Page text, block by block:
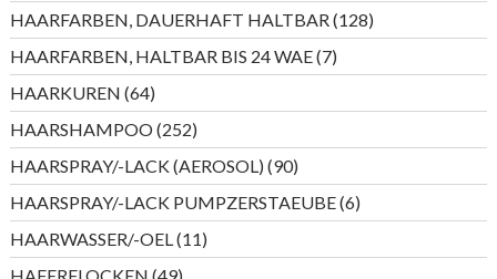
Produkte
HAARFARBEN, DAUERHAFT HALTBAR 128128
Produkte
HAARFARBEN, HALTBAR BIS 24 WAE 77
Produkte
HAARKUREN 6464
Produkte
HAARSHAMPOO 252252
Produkte
HAARSPRAY/-LACK (AEROSOL) 9090
Produkte
HAARSPRAY/-LACK PUMPZERSTAEUBE 66
Produkte
HAARWASSER/-OEL 1111
Produkte
49